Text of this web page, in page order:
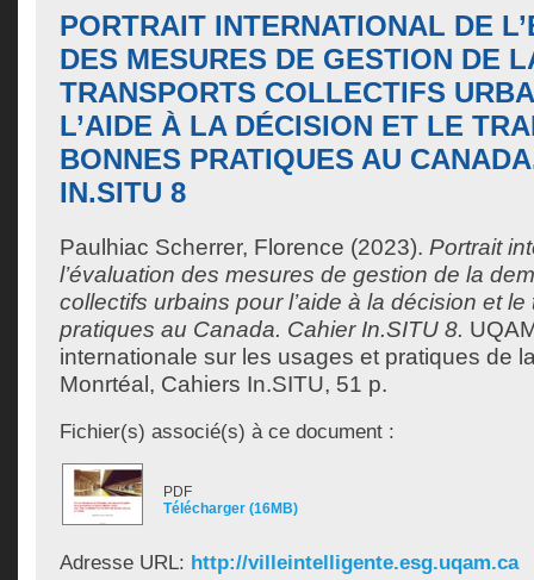
PORTRAIT INTERNATIONAL DE
DES MESURES DE GESTION DE
TRANSPORTS COLLECTIFS
L’AIDE À LA DÉCISION ET LE
BONNES PRATIQUES AU
IN.SITU 8
Paulhiac Scherrer, Florence (2023). Portrait
l’évaluation des mesures de gestion de la
collectifs urbains pour l’aide à la décision et
pratiques au Canada. Cahier In.SITU 8.
internationale sur les usages et pratiques de
Monrtéal, Cahiers In.SITU, 51 p.
Fichier(s) associé(s) à ce document :
PDF
Télécharger (16MB)
Adresse URL: http://villeintelligente.esg.uqam.ca